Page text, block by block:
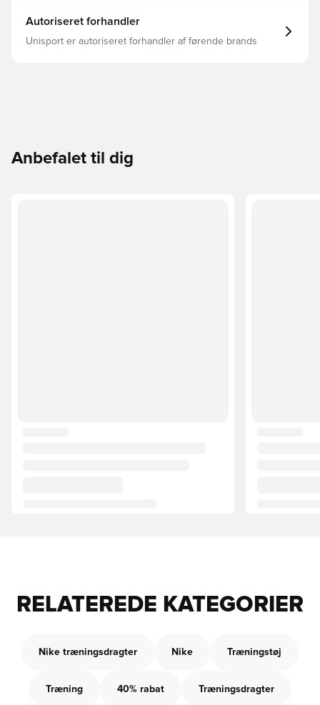
Autoriseret forhandler
Unisport er autoriseret forhandler af førende brands
Anbefalet til dig
RELATEREDE KATEGORIER
Nike træningsdragter Nike Træningstøj
Træning 40% rabat Træningsdragter